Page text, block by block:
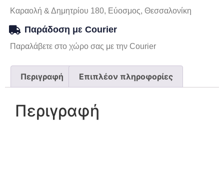
Καραολή & Δημητρίου 180, Εύοσμος, Θεσσαλονίκη
Παράδοση με Courier
Παραλάβετε στο χώρο σας με την Courier
Περιγραφή Επιπλέον πληροφορίες
Περιγραφή